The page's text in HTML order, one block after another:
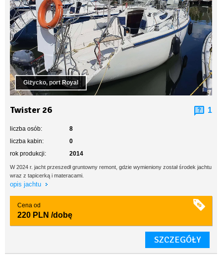
Giżycko, port Royal
Twister 26 1
liczba osób:
8
liczba kabin:
0
rok produkcji:
2014
W 2024 r. jacht przeszedł gruntowny remont, gdzie wymieniony został środek jachtu
wraz z tapicerką i materacami.
opis jachtu
Cena od
220 PLN /dobę
SZCZEGÓŁY